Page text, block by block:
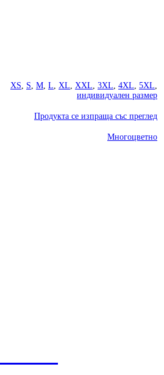
XS S M L XL XXL 3XL 4XL 5XL
индивидуален размер
Продукта се изпраща със преглед
Многоцветно